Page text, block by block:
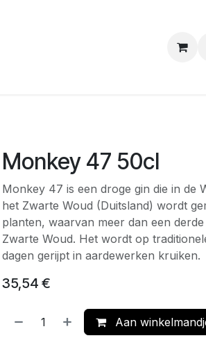
Monkey 47 50cl
Monkey 47 is een droge gin die in de
het Zwarte Woud (Duitsland) wordt
planten, waarvan meer dan een
Zwarte Woud. Het wordt op
dagen gerijpt in aardewerken kruiken.
35,54 €
Aan